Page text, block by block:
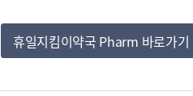
휴일지킴이약국 Pharm 바로가기